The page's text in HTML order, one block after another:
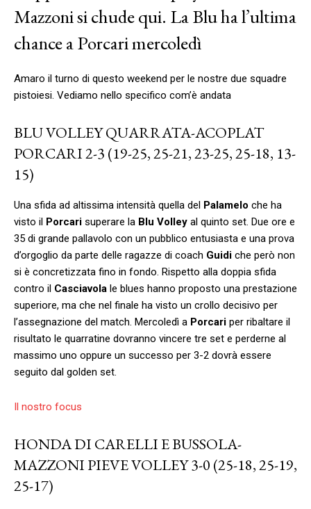
Mazzoni si chude qui. La Blu ha l’ultima
chance a Porcari mercoledì
Amaro il turno di questo weekend per le nostre due squadre
pistoiesi. Vediamo nello specifico com’è andata
BLU VOLLEY QUARRATA-ACOPLAT
PORCARI 2-3 (19-25, 25-21, 23-25, 25-18, 13-
15)
Una sfida ad altissima intensità quella del Palamelo che ha
visto il Porcari superare la Blu Volley al quinto set. Due ore e
35 di grande pallavolo con un pubblico entusiasta e una prova
d’orgoglio da parte delle ragazze di coach Guidi che però non
si è concretizzata fino in fondo. Rispetto alla doppia sfida
contro il Casciavola le blues hanno proposto una prestazione
superiore, ma che nel finale ha visto un crollo decisivo per
l’assegnazione del match. Mercoledì a Porcari per ribaltare il
risultato le quarratine dovranno vincere tre set e perderne al
massimo uno oppure un successo per 3-2 dovrà essere
seguito dal golden set.
Il nostro focus
HONDA DI CARELLI E BUSSOLA-
MAZZONI PIEVE VOLLEY 3-0 (25-18, 25-19,
25-17)